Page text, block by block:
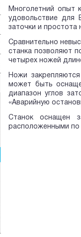
Многолетний опыт
удовольствие для
заточки и простота
Сравнительно
станка позволяют
четырех ножей
Ножи
может быть
диапазон углов
«Аварийную
Станок оснащен
расположенными по